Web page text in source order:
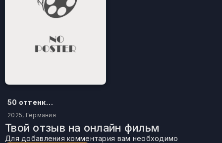
50 оттенков бестселлера
2025, Германия
Твой отзыв на онлайн фильм
Для добавления комментария вам необходимо